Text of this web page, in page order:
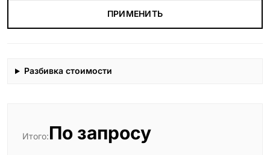
ПРИМЕНИТЬ
Разбивка стоимости
Итого:По запросу